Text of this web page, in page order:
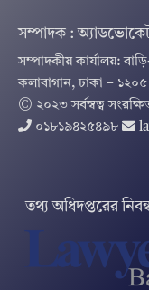
সম্পাদক :
সম্পাদকীয় কার্যালয়:
কলাবাগান, ঢাকা –
© ২০২৩ সর্বস্বত্ব
০১৮১৯৪২৫৪৯৮
তথ‌্য অ‌ধিদপ্ত‌রের